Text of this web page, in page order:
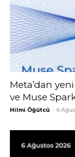
Meta’dan
ve Muse
Hilmi Öğütcü - 6